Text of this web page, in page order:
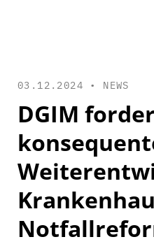
03.12.2024 • NEWS
DGIM